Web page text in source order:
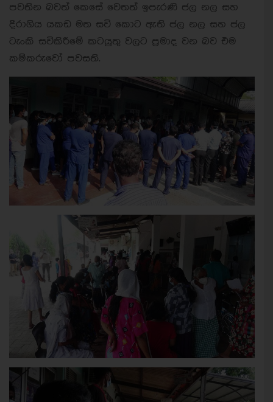
පවතින බවත් කෙසේ වෙතත් ඉපැරණි ජල නල සහ
දිරාගිය යකඩ මත සවි කොට ඇති ජල නල සහ ජල
ටැංකි සවිකිරීමේ කටයුතු වලට ප්‍රමාද වන බව එම
කම්කරුවෝ පවසති.